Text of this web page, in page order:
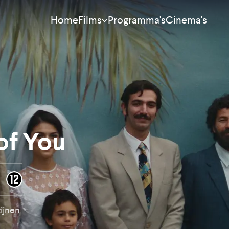
HomeFilms
Meest bekeken
Nieuw
Aanraders
Binnenkort
Alle films
Programma'sCinema's
You